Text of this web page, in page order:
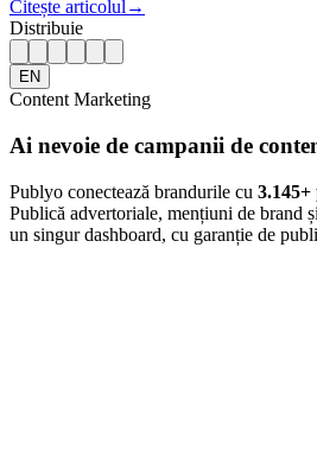
Citește articolul →
Distribuie
EN
Content Marketing
Ai nevoie de campanii de
Publyo conectează brandurile cu 3.145+
Publică advertoriale, mențiuni de brand
un singur dashboard, cu garanție de